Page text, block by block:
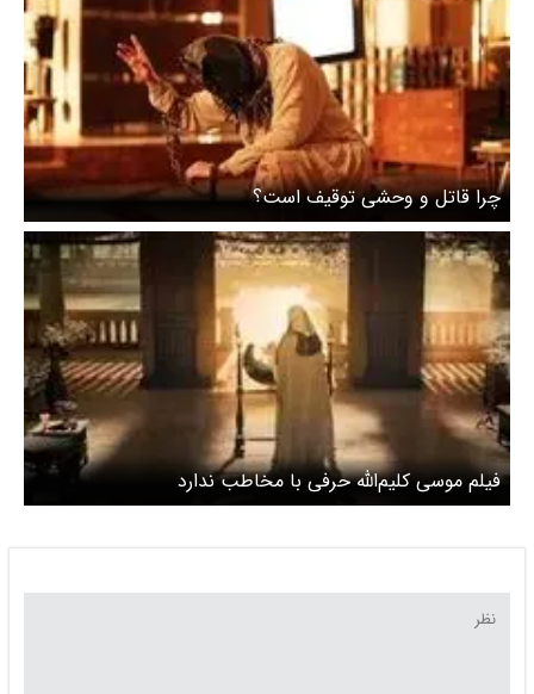
چرا قاتل و وحشی توقیف است؟
فیلم موسی کلیم‌الله حرفی با مخاطب ندارد